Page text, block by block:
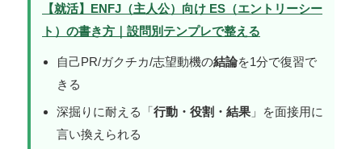
【就活】ENFJ（主人公）向け ES（エントリーシー
ト）の書き方｜設問別テンプレで整える
自己PR/ガクチカ/志望動機の結論を1分で復習で
きる
深掘りに耐える「行動・役割・結果 」を面接用に
言い換えられる